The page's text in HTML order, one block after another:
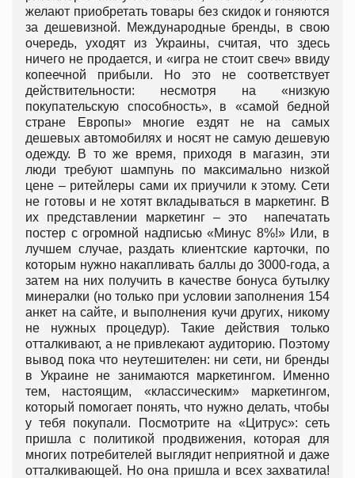
желают приобретать товары без скидок и гоняются
за дешевизной. Международные бренды, в свою
очередь, уходят из Украины, считая, что здесь
ничего не продается, и «игра не стоит свеч» ввиду
копеечной прибыли. Но это не соответствует
действительности: несмотря на «низкую
покупательскую способность», в «самой бедной
стране Европы» многие ездят не на самых
дешевых автомобилях и носят не самую дешевую
одежду. В то же время, приходя в магазин, эти
люди требуют шампунь по максимально низкой
цене – ритейлеры сами их приучили к этому. Сети
не готовы и не хотят вкладываться в маркетинг. В
их представлении маркетинг – это напечатать
постер с огромной надписью «Минус 8%!» Или, в
лучшем случае, раздать клиентские карточки, по
которым нужно накапливать баллы до 3000-года, а
затем на них получить в качестве бонуса бутылку
минералки (но только при условии заполнения 154
анкет на сайте, и выполнения кучи других, никому
не нужных процедур). Такие действия только
отталкивают, а не привлекают аудиторию. Поэтому
вывод пока что неутешителен: ни сети, ни бренды
в Украине не занимаются маркетингом. Именно
тем, настоящим, «классическим» маркетингом,
который помогает понять, что нужно делать, чтобы
у тебя покупали. Посмотрите на «Цитрус»: сеть
пришла с политикой продвижения, которая для
многих потребителей выглядит неприятной и даже
отталкивающей. Но она пришла и всех захватила!